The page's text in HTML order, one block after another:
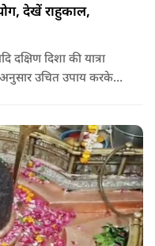
देखें राहुकाल,
दक्षिण दिशा की यात्रा
उचित उपाय करके